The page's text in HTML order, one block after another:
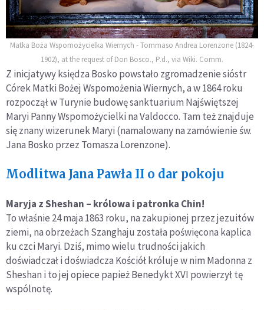
Matka Boża Wspomożycielka Wiernych - Tommaso Andrea Lorenzone (1824-
1902), at the request of Don Bosco., P.d., via Wiki. Comm.
Z inicjatywy księdza Bosko powstało zgromadzenie sióstr
Córek Matki Bożej Wspomożenia Wiernych, a w 1864 roku
rozpoczął w Turynie budowę sanktuarium Najświętszej
Maryi Panny Wspomożycielki na Valdocco. Tam też znajduje
się znany wizerunek Maryi (namalowany na zamówienie św.
Jana Bosko przez Tomasza Lorenzone).
Modlitwa Jana Pawła II o dar pokoju
Maryja z Sheshan – królowa i patronka Chin!
To właśnie 24 maja 1863 roku, na zakupionej przez jezuitów
ziemi, na obrzeżach Szanghaju została poświęcona kaplica
ku czci Maryi. Dziś, mimo wielu trudności jakich
doświadczał i doświadcza Kościół króluje w nim Madonna z
Sheshan i to jej opiece papież Benedykt XVI powierzył tę
wspólnotę.